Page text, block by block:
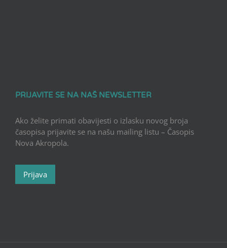
PRIJAVITE SE NA NAŠ NEWSLETTER
Ako želite primati obavijesti o izlasku novog broja
časopisa prijavite se na našu mailing listu – Časopis
Nova Akropola.
Prijava